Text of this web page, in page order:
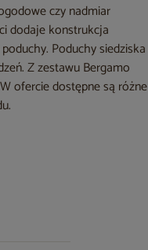
czy nadmiar
dodaje konstrukcja
Poduchy siedziska
Z zestawu Bergamo
ofercie dostępne są różne